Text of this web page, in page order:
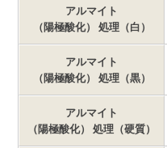
アルマイト
（陽極酸化） 処理（白）
アルマイト
（陽極酸化） 処理（黒）
アルマイト
（陽極酸化） 処理（硬質）